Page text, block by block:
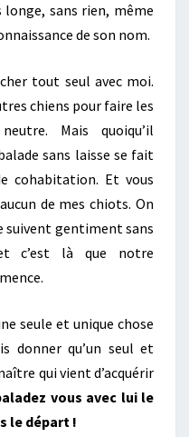
longe, sans rien, même
de son nom.
tout seul avec moi.
chiens pour faire les
Mais quoiqu’il
sans laisse se fait
cohabitation. Et vous
de mes chiots. On
suivent gentiment sans
c’est là que notre
seule et unique chose
donner qu’un seul et
qui vient d’acquérir
vous avec lui le
le départ !